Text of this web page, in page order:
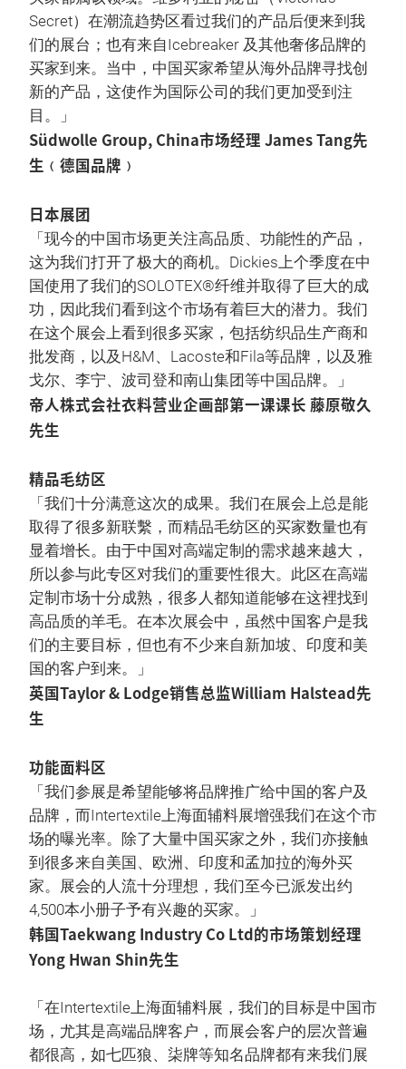
Secret）在潮流趋势区看过我们的产品后便来到我
们的展台；也有来自Icebreaker 及其他奢侈品牌的
买家到来。当中，中国买家希望从海外品牌寻找创
新的产品，这使作为国际公司的我们更加受到注
目。」
Südwolle Group, China市场经理 James Tang先
生﹙德国品牌﹚
日本展团
「现今的中国市场更关注高品质、功能性的产品，
这为我们打开了极大的商机。Dickies上个季度在中
国使用了我们的SOLOTEX®纤维并取得了巨大的成
功，因此我们看到这个市场有着巨大的潜力。我们
在这个展会上看到很多买家，包括纺织品生产商和
批发商，以及H&M、Lacoste和Fila等品牌，以及雅
戈尔、李宁、波司登和南山集团等中国品牌。」
帝人株式会社衣料营业企画部第一课课长 藤原敬久
先生
精品毛纺区
「我们十分满意这次的成果。我们在展会上总是能
取得了很多新联繫，而精品毛纺区的买家数量也有
显着增长。由于中国对高端定制的需求越来越大，
所以参与此专区对我们的重要性很大。此区在高端
定制市场十分成熟，很多人都知道能够在这裡找到
高品质的羊毛。在本次展会中，虽然中国客户是我
们的主要目标，但也有不少来自新加坡、印度和美
国的客户到来。」
英国Taylor & Lodge销售总监William Halstead先
生
功能面料区
「我们参展是希望能够将品牌推广给中国的客户及
品牌，而Intertextile上海面辅料展增强我们在这个市
场的曝光率。除了大量中国买家之外，我们亦接触
到很多来自美国、欧洲、印度和孟加拉的海外买
家。展会的人流十分理想，我们至今已派发出约
4,500本小册子予有兴趣的买家。」
韩国Taekwang Industry Co Ltd的市场策划经理
Yong Hwan Shin先生
「在Intertextile上海面辅料展，我们的目标是中国市
场，尤其是高端品牌客户，而展会客户的层次普遍
都很高，如七匹狼、柒牌等知名品牌都有来我们展